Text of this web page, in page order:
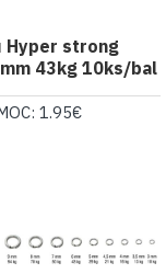
Hyper strong
43kg 10ks/bal
1.95€